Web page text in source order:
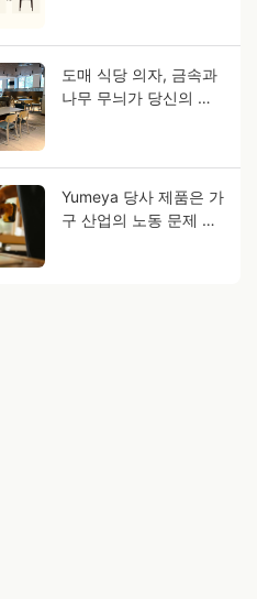
도매 식당 의자, 금속과
나무 무늬가 당신의 사
Yumeya 당사 제품은 가
구 산업의 노동 문제 해